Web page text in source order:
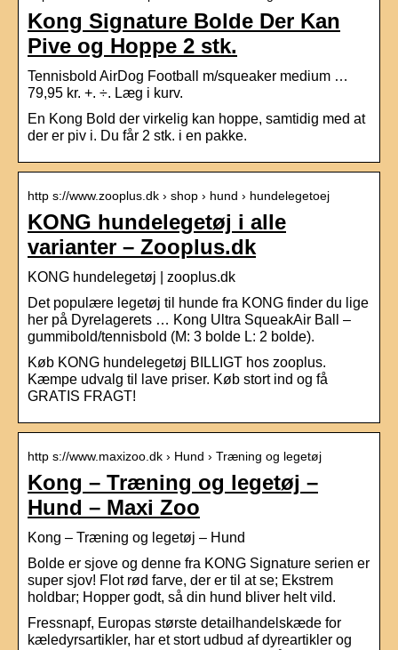
Kong Signature Bolde Der Kan
Pive og Hoppe 2 stk.
Tennisbold AirDog Football m/squeaker medium …
79,95 kr. +. ÷. Læg i kurv.
En Kong Bold der virkelig kan hoppe, samtidig med at
der er piv i. Du får 2 stk. i en pakke.
http s://www.zooplus.dk › shop › hund › hundelegetoej
KONG hundelegetøj i alle
varianter – Zooplus.dk
KONG hundelegetøj | zooplus.dk
Det populære legetøj til hunde fra KONG finder du lige
her på Dyrelagerets … Kong Ultra SqueakAir Ball –
gummibold/tennisbold (M: 3 bolde L: 2 bolde).
Køb KONG hundelegetøj BILLIGT hos zooplus.
Kæmpe udvalg til lave priser. Køb stort ind og få
GRATIS FRAGT!
http s://www.maxizoo.dk › Hund › Træning og legetøj
Kong – Træning og legetøj –
Hund – Maxi Zoo
Kong – Træning og legetøj – Hund
Bolde er sjove og denne fra KONG Signature serien er
super sjov! Flot rød farve, der er til at se; Ekstrem
holdbar; Hopper godt, så din hund bliver helt vild.
Fressnapf, Europas største detailhandelskæde for
kæledyrsartikler, har et stort udbud af dyreartikler og